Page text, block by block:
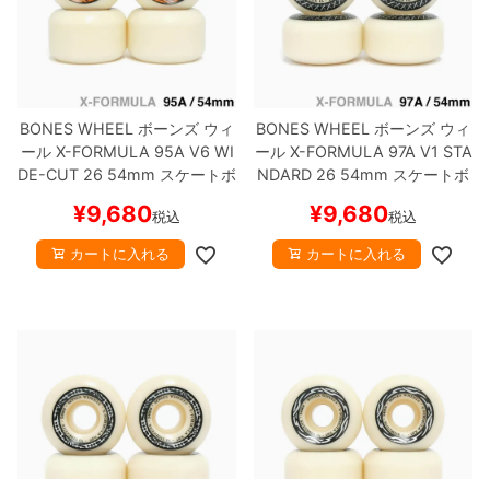
BONES WHEEL ボーンズ ウィ
ールX-FORMULA 95A V6 WI
DE-CUT 26 54mm スケートボ
¥9,680税込
カートに入れる
BONES WHEEL ボーンズ ウィ
ールX-FORMULA 97A V1 STA
NDARD 26 54mm スケートボ
¥9,680税込
カートに入れる